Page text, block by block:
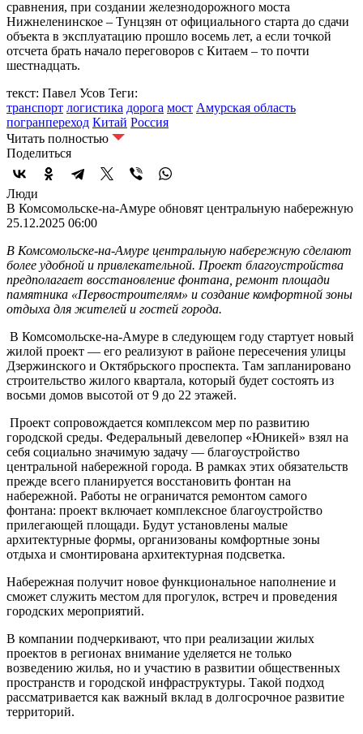
сравнения, при создании железнодорожного моста
Нижнеленинское – Тунцзян от официального старта до сдачи
объекта в эксплуатацию прошло восемь лет, а если точкой
отсчета брать начало переговоров с Китаем – то почти
шестнадцать.
текст: Павел Усов Теги:
транспорт логистика дорога мост Амурская область
погранпереход Китай Россия
Читать полностью
Поделиться
Люди
В Комсомольске-на-Амуре обновят центральную набережную
25.12.2025 06:00
В Комсомольске-на-Амуре центральную набережную сделают
более удобной и привлекательной. Проект благоустройства
предполагает восстановление фонтана, ремонт площади
памятника «Первостроителям» и создание комфортной зоны
отдыха для жителей и гостей города.
В Комсомольске‑на‑Амуре в следующем году стартует новый
жилой проект — его реализуют в районе пересечения улицы
Дзержинского и Октябрьского проспекта. Там запланировано
строительство жилого квартала, который будет состоять из
восьми домов высотой от 9 до 22 этажей.
Проект сопровождается комплексом мер по развитию
городской среды. Федеральный девелопер «Юникей» взял на
себя социально значимую задачу — благоустройство
центральной набережной города. В рамках этих обязательств
прежде всего планируется восстановить фонтан на
набережной. Работы не ограничатся ремонтом самого
фонтана: проект включает комплексное благоустройство
прилегающей площади. Будут установлены малые
архитектурные формы, организованы комфортные зоны
отдыха и смонтирована архитектурная подсветка.
Набережная получит новое функциональное наполнение и
сможет служить местом для прогулок, встреч и проведения
городских мероприятий.
В компании подчеркивают, что при реализации жилых
проектов в регионах внимание уделяется не только
возведению жилья, но и участию в развитии общественных
пространств и городской инфраструктуры. Такой подход
рассматривается как важный вклад в долгосрочное развитие
территорий.